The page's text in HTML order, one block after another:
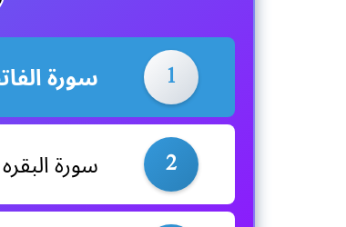
1 سورۃ
2 سورۃ البقرہ